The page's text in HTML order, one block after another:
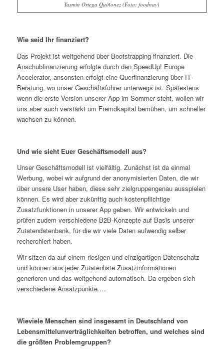
Yasmin Ortega Quiñonez (Foto: foodnav)
Wie seid Ihr finanziert?
Das Projekt ist weitgehend über Bootstrapping finanziert. Die
Anschubfinanzierung erfolgte durch den SpeedUp! Europe
Accelerator, ansonsten erfolgt eine Querfinanzierung über IT-
Beratung, wo unser Geschäftsführer unterwegs ist. Spätestens
wenn die erste Version unserer App im Sommer steht, wollen wir
uns aber auch verstärkt um Fremdkapital bemühen, um schneller
wachsen zu können.
Und wie sieht Euer Geschäftsmodell aus?
Unser Geschäftsmodell ist vielfältig. Zunächst ist da einmal
Werbung, wobei wir aufgrund der anonymisierten Daten, die wir
über unsere User haben, diese sehr zielgruppengenau ausspielen
können. Es wird aber zukünftig auch kostenpflichtige
Zusatzfunktionen in unserer App geben. Wir entwickeln und
prüfen zudem verschiedene B2B-Konzepte auf Basis unserer
Zutatendatenbank, für die wir viele Daten aufwendig selber
recherchiert haben.
Wir sitzen da auf einem riesigen und einzigartigen Datenschatz
und können aus jeder Zutatenliste Zusatzinformationen
generieren und das weitgehend automatisch. Da ergeben sich
verschiedene Ansatzpunkte….
Wieviele Menschen sind insgesamt in Deutschland von
Lebensmittelunverträglichkeiten betroffen, und welches sind
die größten Problemgruppen?